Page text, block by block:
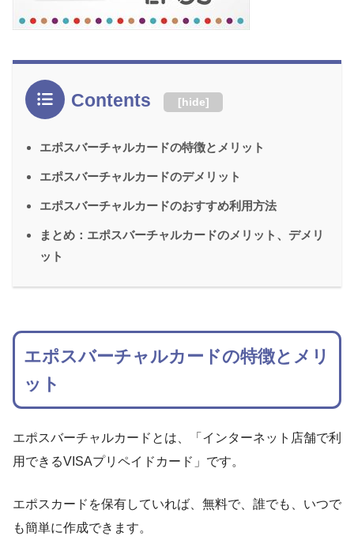
Contents [hide]
エポスバーチャルカードの特徴とメリット
エポスバーチャルカードのデメリット
エポスバーチャルカードのおすすめ利用方法
まとめ：エポスバーチャルカードのメリット、デメリ
ット
エポスバーチャルカードの特徴とメリ
ット
エポスバーチャルカードとは、「インターネット店舗で利
用できるVISAプリペイドカード」です。
エポスカードを保有していれば、無料で、誰でも、いつで
も簡単に作成できます。